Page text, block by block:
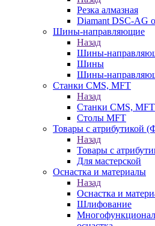
Резка алмазная
Diamant DSC-AG
Шины-направляющие
Назад
Шины-
Шины
Шины-
Станки CMS, MFT
Назад
Станки CMS, MFT
Столы MFT
Товары с атрибутикой
Назад
Товары с
Для мастерской
Оснастка и материалы
Назад
Оснастка и
Шлифование